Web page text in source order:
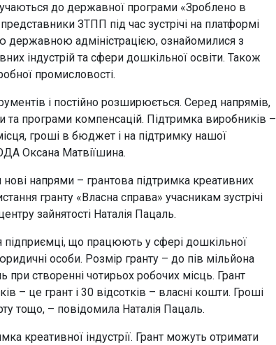
до державної програми «Зроблено в
ЗТПП під час зустрічі на платформі
державною адміністрацією, ознайомилися з
індустрій та сфери дошкільної освіти. Також
промисловості.
і постійно розширюється. Серед напрямів,
програми компенсацій. Підтримка виробників –
гроші в бюджет і на підтримку нашої
Оксана Матвіїшина.
напрями – грантова підтримка креативних
гранту «Власна справа» учасникам зустрічі
зайнятості Наталія Пацаль.
що працюють у сфері дошкільної
особи. Розмір гранту – до пів мільйона
створенні чотирьох робочих місць. Грант
– це грант і 30 відсотків – власні кошти. Гроші
тощо, – повідомила Наталія Пацаль.
креативної індустрії. Грант можуть отримати